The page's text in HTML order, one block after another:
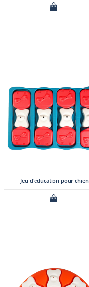
Jeu d'éducation pour chien